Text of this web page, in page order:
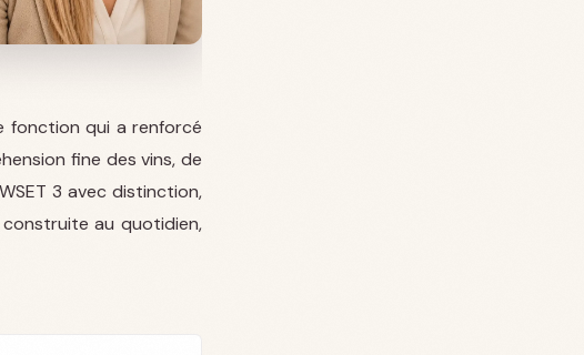
fonction qui a renforcé
fine des vins, de
3 avec distinction,
au quotidien,